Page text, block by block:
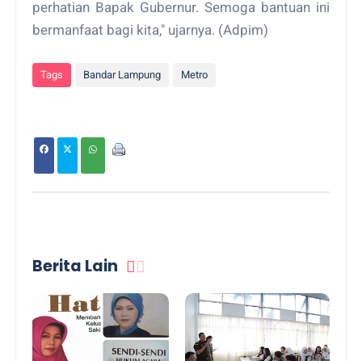
perhatian Bapak Gubernur. Semoga bantuan ini
bermanfaat bagi kita," ujarnya. (Adpim)
Tags Bandar Lampung Metro
Berita Lain